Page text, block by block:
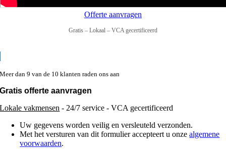
Offerte aanvragen
Gratis – Lokaal – VCA gecertificeerd
Meer dan 9 van de 10 klanten raden ons aan
Gratis offerte aanvragen
Lokale vakmensen - 24/7 service - VCA gecertificeerd
Uw gegevens worden veilig en versleuteld verzonden.
Met het versturen van dit formulier accepteert u onzealgemene
voorwaarden.